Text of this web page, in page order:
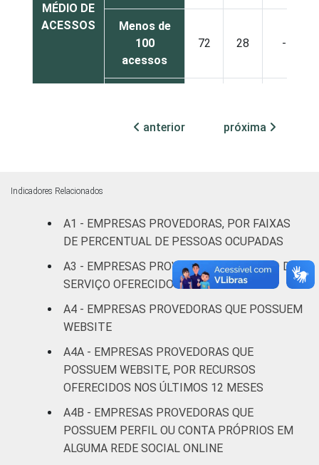
MÉDIO DE
ACESSOS
Menos de
100
acessos
72 28 -
acessos
acessos
5.001 a
Mais de
45.000
acessos
100 0
Fonte: CGI.br/NIC.br, Centro Regional de
anterior próxima
Indicadores Relacionados
A1 - EMPRESAS PROVEDORAS, POR FAIXAS
DE PERCENTUAL DE PESSOAS OCUPADAS
A3 - EMPRESAS PROVEDORAS, POR TIPO DE
SERVIÇO OFERECIDO
A4 - EMPRESAS PROVEDORAS QUE POSSUEM
WEBSITE
A4A - EMPRESAS PROVEDORAS QUE
POSSUEM WEBSITE, POR RECURSOS
OFERECIDOS NOS ÚLTIMOS 12 MESES
A4B - EMPRESAS PROVEDORAS QUE
POSSUEM PERFIL OU CONTA PRÓPRIOS EM
ALGUMA REDE SOCIAL ONLINE